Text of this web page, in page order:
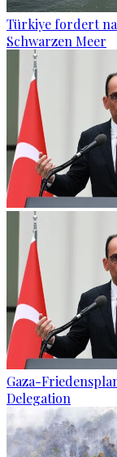
Türkiye fordert
Schwarzen Meer
Gaza-
Delegation